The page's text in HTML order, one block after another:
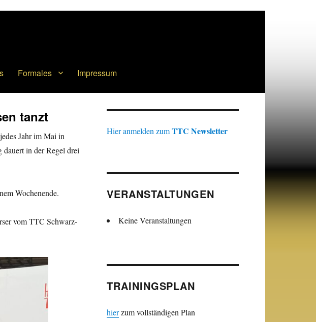
Formales Impressum
tanzt
Jahr im Mai in
dauert in der Regel drei
Wochenende.
vom TTC Schwarz-
Hier anmelden zumTTC Newsletter
VERANSTALTUNGEN
Keine Veranstaltungen
TRAININGSPLAN
hierzum vollständigen Plan